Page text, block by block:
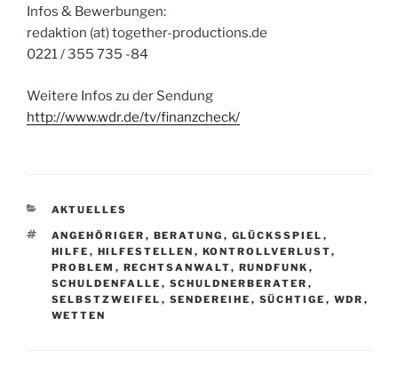
Infos & Bewerbungen:
redaktion (at) together-productions.de
0221 / 355 735 -84
Weitere Infos zu der Sendung
http://www.wdr.de/tv/finanzcheck/
K
T
E
G
O
R
I
AKTUELLES
S
C
H
L
A
G
ANGEHÖRIGER , BERATUNG , GLÜCKSSPIEL ,
HILFE , HILFESTELLEN , KONTROLLVERLUST,
PROBLEM , RECHTSANWALT, RUNDFUNK ,
SCHULDENFALLE , SCHULDNERBERATER ,
SELBSTZWEIFEL , SENDEREIHE , SÜCHTIGE , WDR ,
WETTEN